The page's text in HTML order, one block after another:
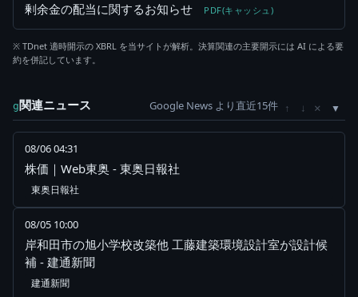
剰余金の配当に関するお知らせ PDF(キャッシュ)
※ TDnet 適時開示の XBRL を当サイトが解析。決算関連の主要開示には AI による要
約を併記しています。
g関連ニュース Google News より直近15件 ↑ ↓ ×
08/06 04:31
株価｜Web東奥 - 東奥日報社
東奥日報社
08/05 10:00
岸和田市の旭小学校改築他 工藤建築環境設計室が設計候
補 - 建通新聞
建通新聞